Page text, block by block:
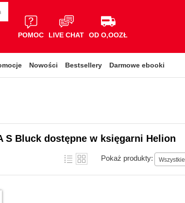
POMOC LIVE CHAT OD O,OOZŁ
Nowości Bestsellery Darmowe ebooki
S Bluck dostępne w księgarni Helion
Pokaż produkty: Wszystkie